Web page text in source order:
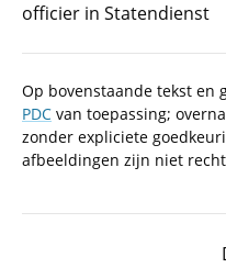
officier in Statendienst
Op bovenstaande tekst en
PDC van toepassing;
zonder expliciete
afbeeldingen zijn niet